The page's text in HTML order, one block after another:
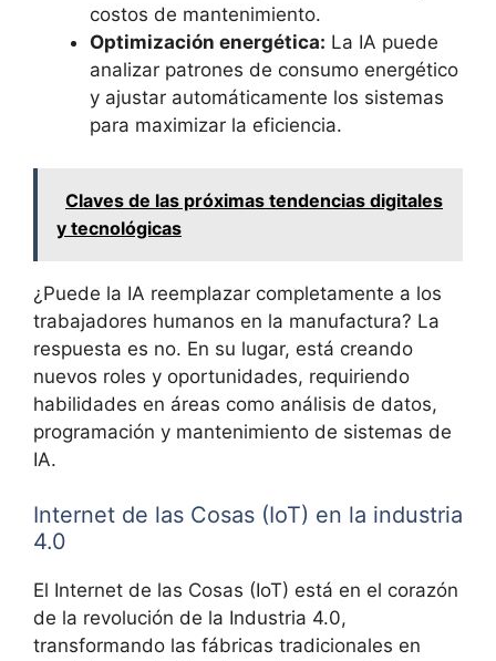
costos de mantenimiento.
Optimización energética: La IA puede
analizar patrones de consumo energético
y ajustar automáticamente los sistemas
para maximizar la eficiencia.
Claves de las próximas tendencias digitales
y tecnológicas
¿Puede la IA reemplazar completamente a los
trabajadores humanos en la manufactura? La
respuesta es no. En su lugar, está creando
nuevos roles y oportunidades, requiriendo
habilidades en áreas como análisis de datos,
programación y mantenimiento de sistemas de
IA.
Internet de las Cosas (IoT) en la industria
4.0
El Internet de las Cosas (IoT) está en el corazón
de la revolución de la Industria 4.0,
transformando las fábricas tradicionales en